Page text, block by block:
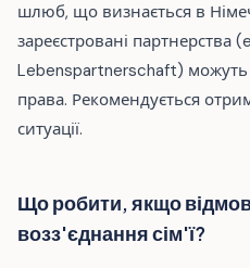
шлюб, що визнається в
зареєстровані партнерства
Lebenspartnerschaft) можуть
права. Рекомендується
ситуації.
Що робити, якщо
возз'єднання сім'ї?